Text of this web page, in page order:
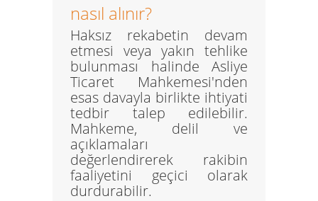
nasıl alınır?
Haksız rekabetin devam
etmesi veya yakın tehlike
bulunması halinde Asliye
Ticaret Mahkemesi'nden
esas davayla birlikte ihtiyati
tedbir talep edilebilir.
Mahkeme, delil ve
açıklamaları
değerlendirerek rakibin
faaliyetini geçici olarak
durdurabilir.